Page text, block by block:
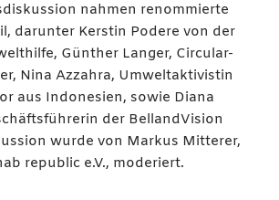
nahmen renommierte
darunter Kerstin Podere von der
Günther Langer, Circular-
Nina Azzahra, Umweltaktivistin
aus Indonesien, sowie Diana
der BellandVision
wurde von Markus Mitterer,
republic e.V., moderiert.